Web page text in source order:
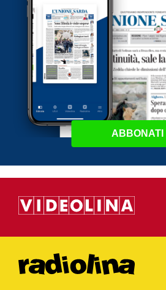
ABBONATI